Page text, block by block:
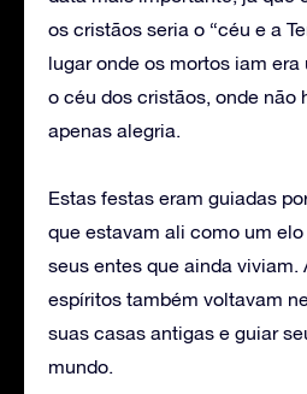
os cristãos seria o “céu e a
lugar onde os mortos iam
o céu dos cristãos, onde não
apenas alegria.
Estas festas eram guiadas
que estavam ali como um
seus entes que ainda viviam.
espíritos também voltavam
suas casas antigas e guiar
mundo.